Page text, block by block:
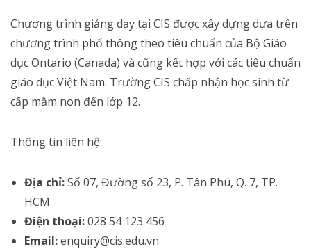
Chương trình giảng dạy tại CIS được xây dựng dựa trên
chương trình phổ thông theo tiêu chuẩn của Bộ Giáo
dục Ontario (Canada) và cũng kết hợp với các tiêu chuẩn
giáo dục Việt Nam. Trường CIS chấp nhận học sinh từ
cấp mầm non đến lớp 12.
Thông tin liên hệ:
Địa chỉ:Số 07, Đường số 23, P. Tân Phú, Q. 7, TP.
HCM
Điện thoại:028 54 123 456
Email:enquiry@cis.edu.vn